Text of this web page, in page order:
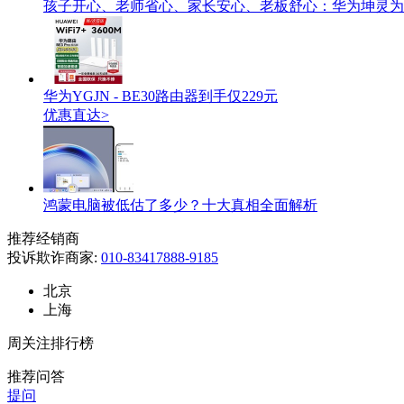
孩子开心、老师省心、家长安心、老板舒心：华为坤灵
华为YGJN - BE30路由器到手仅229元
优惠直达>
鸿蒙电脑被低估了多少？十大真相全面解析
推荐经销商
投诉欺诈商家: 010-83417888-9185
北京
上海
周关注排行榜
推荐问答
提问